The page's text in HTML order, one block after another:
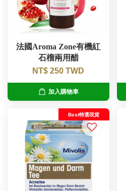
法國Aroma Zone有機紅
石榴兩用醋
NT$ 250 TWD
加入購物車
Best特選現貨